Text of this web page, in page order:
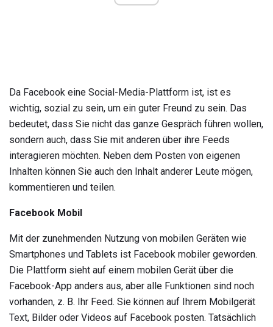
Da Facebook eine Social-Media-Plattform ist, ist es
wichtig, sozial zu sein, um ein guter Freund zu sein. Das
bedeutet, dass Sie nicht das ganze Gespräch führen wollen,
sondern auch, dass Sie mit anderen über ihre Feeds
interagieren möchten. Neben dem Posten von eigenen
Inhalten können Sie auch den Inhalt anderer Leute mögen,
kommentieren und teilen.
Facebook Mobil
Mit der zunehmenden Nutzung von mobilen Geräten wie
Smartphones und Tablets ist Facebook mobiler geworden.
Die Plattform sieht auf einem mobilen Gerät über die
Facebook-App anders aus, aber alle Funktionen sind noch
vorhanden, z. B. Ihr Feed. Sie können auf Ihrem Mobilgerät
Text, Bilder oder Videos auf Facebook posten. Tatsächlich